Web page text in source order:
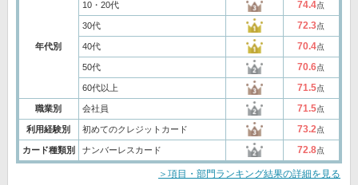
年代別
10・20代 74.4点
30代 72.3点
40代 70.4点
50代 70.6点
60代以上 71.5点
職業別 会社員 71.5点
利用経験別 初めてのクレジットカード 73.2点
カード種類別 ナンバーレスカード 72.8点
＞項目・部門ランキング結果の詳細を見る